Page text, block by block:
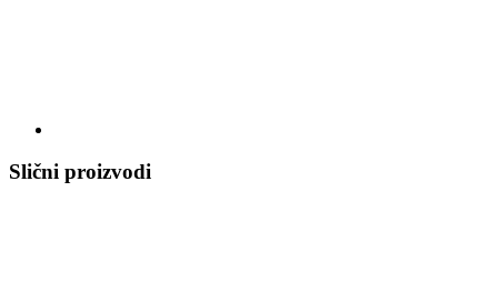
Slični proizvodi